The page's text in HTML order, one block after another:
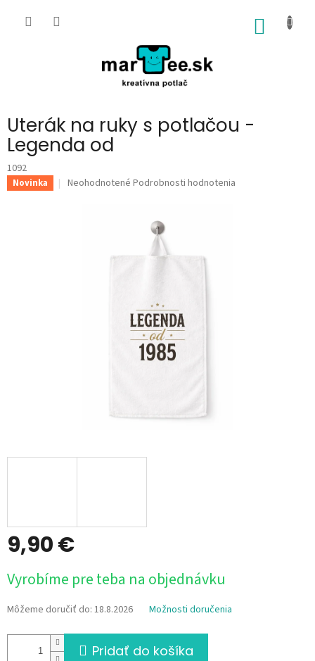
Uterák na ruky s potlačou -
Legenda od
1092
Novinka
Priemerné
Neohodnotené Podrobnosti hodnotenia
9,90 €
cena:
Vyrobíme pre teba na objednávku
Môžeme doručiť do: 18.8.2026 Možnosti doručenia
Pridať do košíka